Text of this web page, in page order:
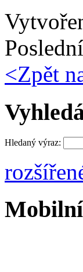
<Zpět
Hledaný výraz: